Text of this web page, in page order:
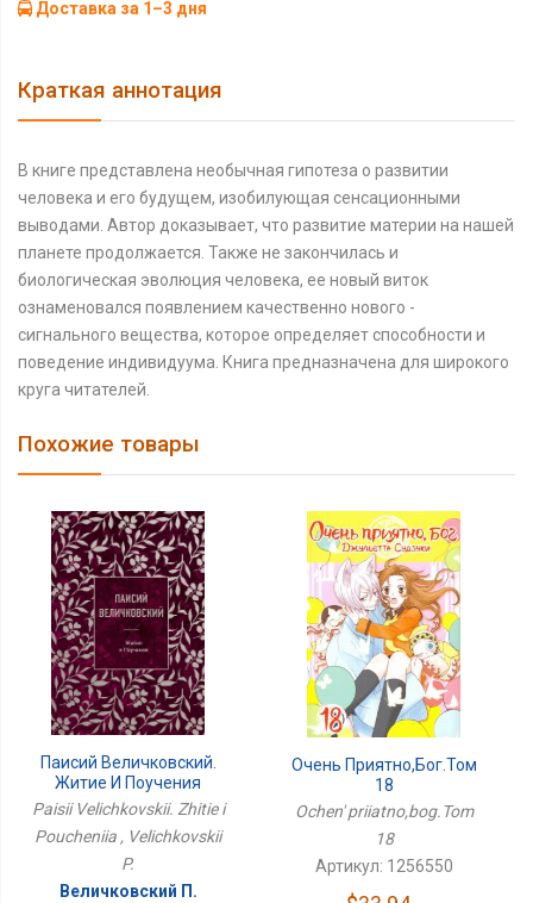
Доставка за 1–3 дня
Краткая аннотация
В книге представлена необычная гипотеза о развитии
человека и его будущем, изобилующая сенсационными
выводами. Автор доказывает, что развитие материи на нашей
планете продолжается. Также не закончилась и
биологическая эволюция человека, ее новый виток
ознаменовался появлением качественно нового -
сигнального вещества, которое определяет способности и
поведение индивидуума. Книга предназначена для широкого
круга читателей.
Похожие товары
Паисий Величковский.
Житие И Поучения
Paisii Velichkovskii. Zhitie i
Poucheniia , Velichkovskii
P.
Величковский П.
Очень Приятно,бог.Том
18
Ochen' priiatno,bog.Tom
18
Артикул: 1256550